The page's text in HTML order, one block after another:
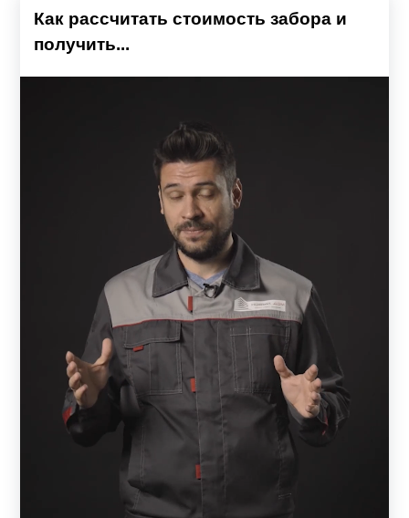
Как рассчитать стоимость забора и
получить...